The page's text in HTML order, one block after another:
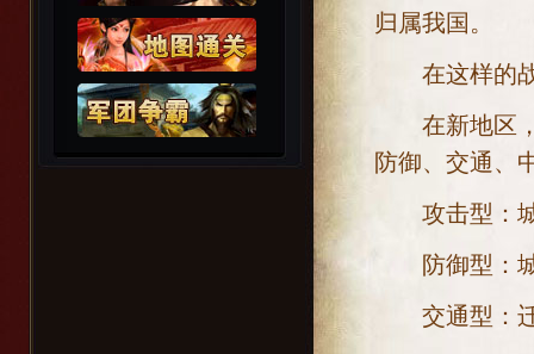
归属我国。
在这样的战
在新地区，
防御、交通、
攻击型：城
防御型：城
交通型：迁